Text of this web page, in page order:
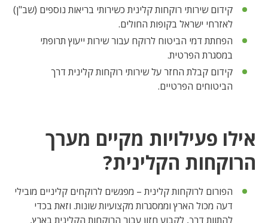
קידום שירותי רוקחות קלינית כשירותי בריאות נוספים (שב"ן)
לאזרחי ישראל בקופות החולים.
הפחתת דמי הביטוח לרוקח עבור שירות ייעוץ תרופתי
במסגרת הפרטית.
קידום קבלת החזר על שירותי רוקחות קלינית דרך
הביטוחים הפרטיים.
אילו פעילויות מקיים מערך
הרוקחות הקלינית?
הפורום לרוקחות קלינית – מפגשים לרוקחים קליניים מובילי
דעה מכול הארץ וממסגרות מקצועיות שונות. וזאת בכדי
להתוות דרך, לקבוע חזון עבור הרוקחות הקלינית בארץ,